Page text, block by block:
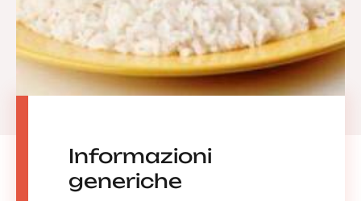
Informazioni
generiche